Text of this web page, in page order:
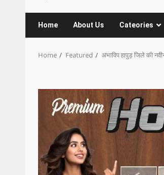
Home About Us Cateories
Home Featured अभाविप हापुड़ जिले की